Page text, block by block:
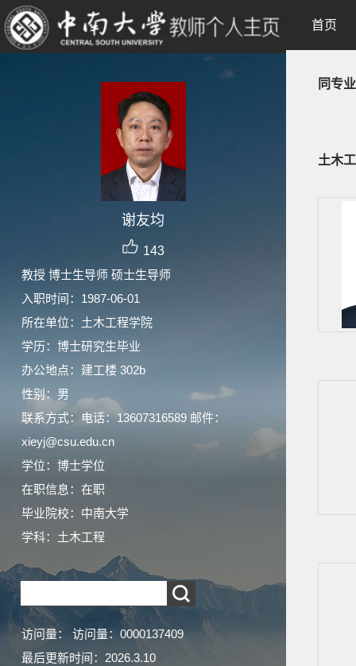
谢友均
143
教授 博士生导师 硕士生导师
入职时间：1987-06-01
所在单位：土木工程学院
学历：博士研究生毕业
办公地点：建工楼 302b
性别：男
联系方式：电话：13607316589 邮件：
xieyj@csu.edu.cn
学位：博士学位
在职信息：在职
毕业院校：中南大学
学科：土木工程
访问量： 访问量： 0000137409
最后更新时间： 2026.3.10
首页
同专
土木